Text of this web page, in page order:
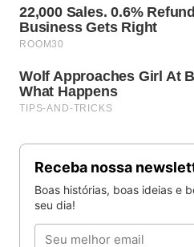
Receba nossa
Boas histórias, boas ideias e
seu dia!
Email